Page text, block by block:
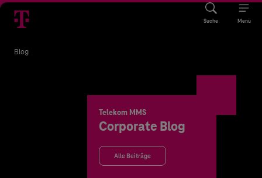
Suche Menü
Blog
Telekom MMS
Corporate Blog
Alle Beiträge